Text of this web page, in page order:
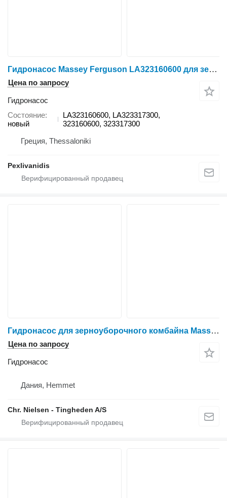
Гидронасос Massey Ferguson LA323160600 для зерноуборочного комбайна Massey Ferguson Laverda
Цена по запросу
Гидронасос
Состояние
новый
LA323160600, LA323317300,
323160600, 323317300
Греция, Thessaloniki
Pexlivanidis
Гидронасос для зерноуборочного комбайна Massey Ferguson 7256
Цена по запросу
Гидронасос
Дания, Hemmet
Chr. Nielsen - Tingheden A/S